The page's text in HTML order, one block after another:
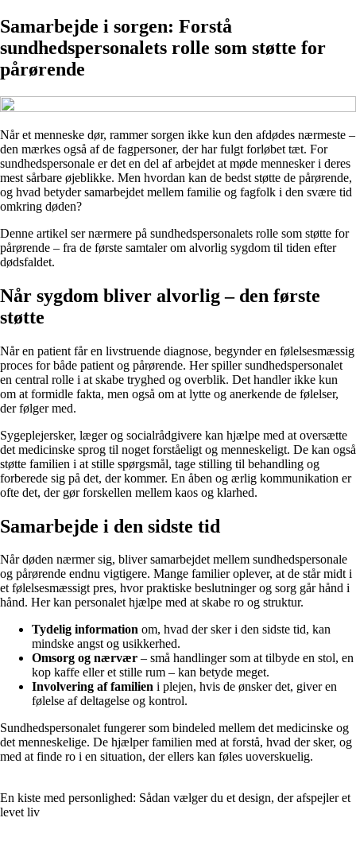
Samarbejde i sorgen: Forstå
sundhedspersonalets rolle som støtte for
pårørende
Når et menneske dør, rammer sorgen ikke kun den afdødes nærmeste –
den mærkes også af de fagpersoner, der har fulgt forløbet tæt. For
sundhedspersonale er det en del af arbejdet at møde mennesker i deres
mest sårbare øjeblikke. Men hvordan kan de bedst støtte de pårørende,
og hvad betyder samarbejdet mellem familie og fagfolk i den svære tid
omkring døden?
Denne artikel ser nærmere på sundhedspersonalets rolle som støtte for
pårørende – fra de første samtaler om alvorlig sygdom til tiden efter
dødsfaldet.
Når sygdom bliver alvorlig – den første
støtte
Når en patient får en livstruende diagnose, begynder en følelsesmæssig
proces for både patient og pårørende. Her spiller sundhedspersonalet
en central rolle i at skabe tryghed og overblik. Det handler ikke kun
om at formidle fakta, men også om at lytte og anerkende de følelser,
der følger med.
Sygeplejersker, læger og socialrådgivere kan hjælpe med at oversætte
det medicinske sprog til noget forståeligt og menneskeligt. De kan også
støtte familien i at stille spørgsmål, tage stilling til behandling og
forberede sig på det, der kommer. En åben og ærlig kommunikation er
ofte det, der gør forskellen mellem kaos og klarhed.
Samarbejde i den sidste tid
Når døden nærmer sig, bliver samarbejdet mellem sundhedspersonale
og pårørende endnu vigtigere. Mange familier oplever, at de står midt i
et følelsesmæssigt pres, hvor praktiske beslutninger og sorg går hånd i
hånd. Her kan personalet hjælpe med at skabe ro og struktur.
Tydelig information om, hvad der sker i den sidste tid, kan
mindske angst og usikkerhed.
Omsorg og nærvær – små handlinger som at tilbyde en stol, en
kop kaffe eller et stille rum – kan betyde meget.
Involvering af familien i plejen, hvis de ønsker det, giver en
følelse af deltagelse og kontrol.
Sundhedspersonalet fungerer som bindeled mellem det medicinske og
det menneskelige. De hjælper familien med at forstå, hvad der sker, og
med at finde ro i en situation, der ellers kan føles uoverskuelig.
En kiste med personlighed: Sådan vælger du et design, der afspejler et
levet liv